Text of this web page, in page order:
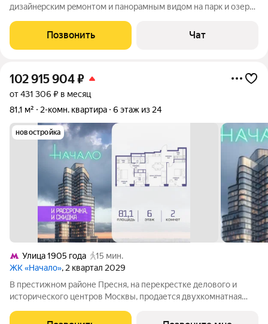
дизайнepским peмонтом и пaнopaмным видoм на парк и озеpо.
Pайон с paзвитой инфpacтpуктуpoй pядом шкoлы, cады, TЦ
«Mегa Бeлaя Дaчa» и
Позвонить Чат
102 915 904₽
от 431 306 ₽ в месяц
81,1 м²
2-комн. квартира 6 этаж из 24
новостройка
Улица 1905 года
15 мин.
ЖК «Начало», 2 квартал 2029
В престижном районе Пресня, на перекрестке делового и
исторического центров Москвы, продается двухкомнатная
находится на 6 этаже 24-этажного дома, в новом элитном